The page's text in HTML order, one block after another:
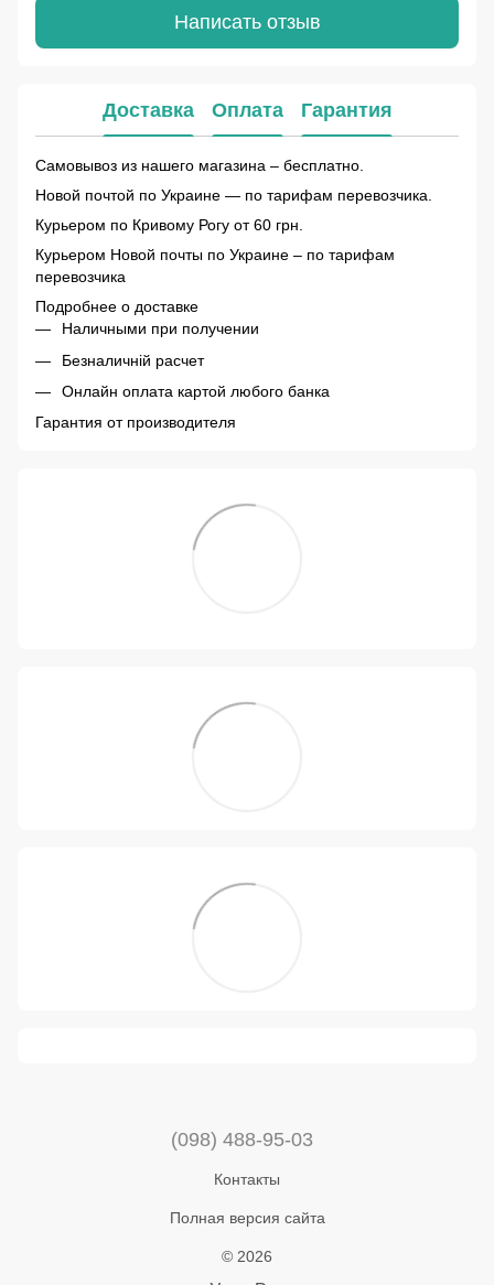
Написать отзыв
Доставка Оплата Гарантия
Самовывоз из нашего магазина – бесплатно.
Новой почтой по Украине — по тарифам перевозчика.
Курьером по Кривому Рогу от 60 грн.
Курьером Новой почты по Украине – по тарифам
перевозчика
Подробнее о доставке
Наличными при получении
Безналичній расчет
Онлайн оплата картой любого банка
Гарантия от производителя
(098) 488-95-03
Контакты
Полная версия сайта
© 2026